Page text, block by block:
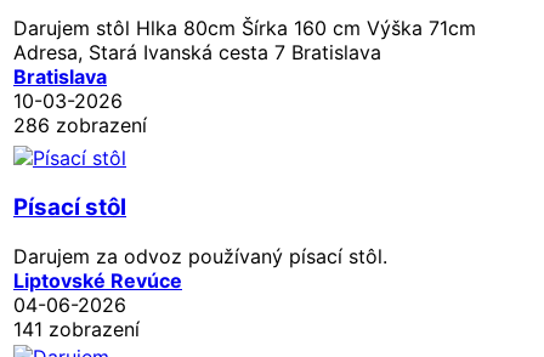
Darujem stôl Hlka 80cm Šírka 160 cm Výška 71cm
Adresa, Stará Ivanská cesta 7 Bratislava
Bratislava
10-03-2026
286 zobrazení
Písací stôl
Darujem za odvoz používaný písací stôl.
Liptovské Revúce
04-06-2026
141 zobrazení